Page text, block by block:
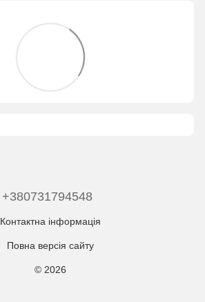
+380731794548
Контактна інформація
Повна версія сайту
© 2026